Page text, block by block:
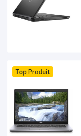
Top Produit